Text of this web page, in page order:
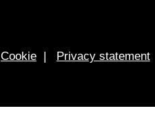
Cookie Privacy statement